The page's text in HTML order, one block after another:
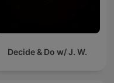
Decide & Do w/ J. W.